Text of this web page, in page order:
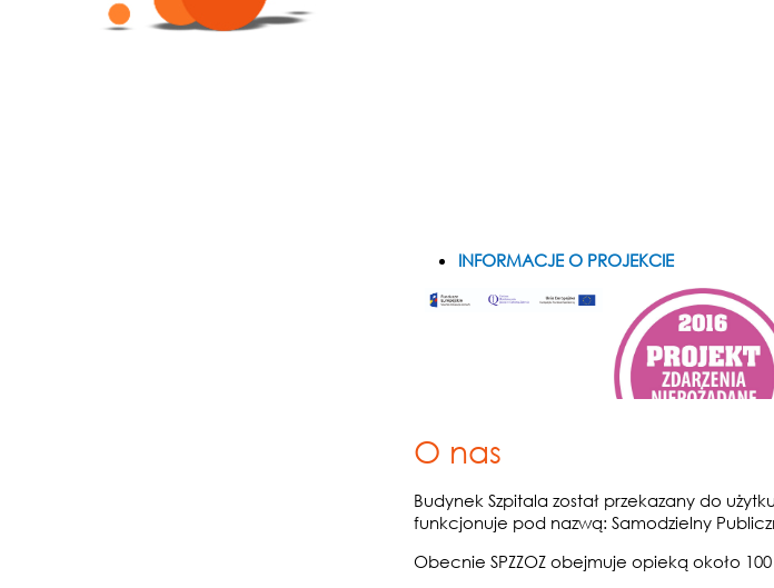
INFORMACJE O PROJEKCIE
O nas
Budynek Szpitala został przekazany do
funkcjonuje pod nazwą: Samodzielny
Obecnie SPZZOZ obejmuje opieką około